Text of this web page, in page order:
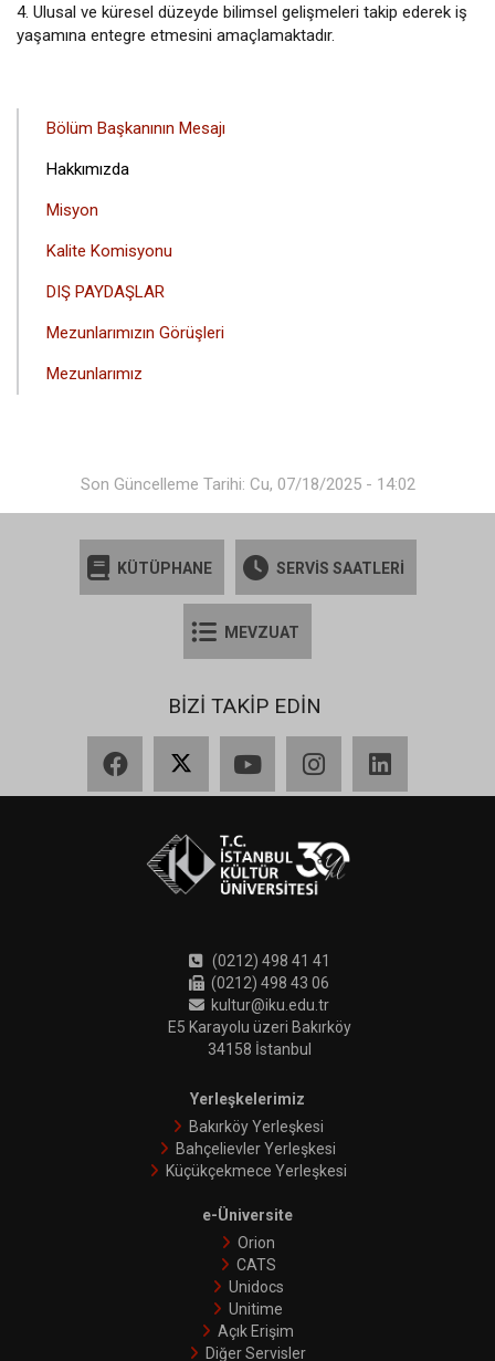
4. Ulusal ve küresel düzeyde bilimsel gelişmeleri takip ederek iş
yaşamına entegre etmesini amaçlamaktadır.
ANA
MENÜSÜ
Bölüm Başkanının Mesajı
Hakkımızda
Misyon
Kalite Komisyonu
DIŞ PAYDAŞLAR
Mezunlarımızın Görüşleri
Mezunlarımız
Son Güncelleme Tarihi: Cu, 07/18/2025 - 14:02
KÜTÜPHANE SERVİS SAATLERİ
MEVZUAT
BİZİ TAKİP EDİN
(0212) 498 41 41
(0212) 498 43 06
kultur@iku.edu.tr
E5 Karayolu üzeri Bakırköy
34158 İstanbul
Yerleşkelerimiz
Bakırköy Yerleşkesi
Bahçelievler Yerleşkesi
Küçükçekmece Yerleşkesi
e-Üniversite
Orion
CATS
Unidocs
Unitime
Açık Erişim
Diğer Servisler